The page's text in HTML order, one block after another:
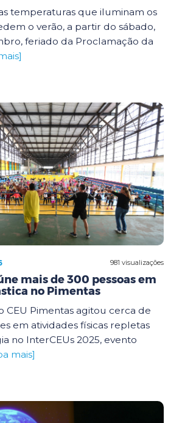
temperaturas que iluminam os
o verão, a partir do sábado,
feriado da Proclamação da
981 visualizações
mais de 300 pessoas em
no Pimentas
CEU Pimentas agitou cerca de
em atividades físicas repletas
no InterCEUs 2025, evento
mais]